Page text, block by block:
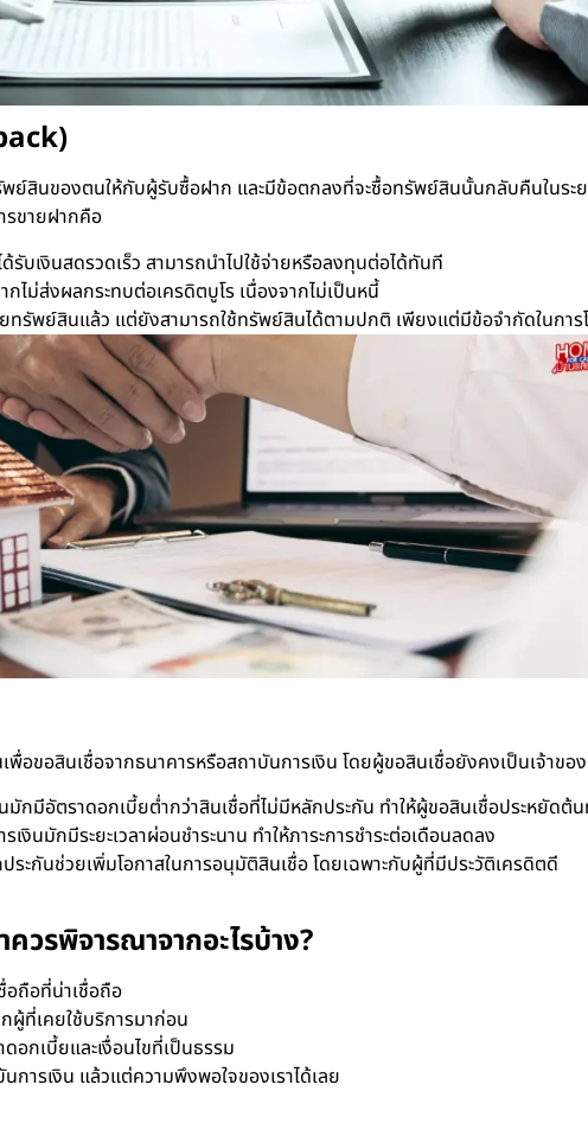
ย์สินของตนให้กับผู้รับซื้อฝาก และมีข้อตกลงที่จะซื้อทรัพย์สินนั้นกลับคืนในระ
ขายฝากคือ
รับเงินสดรวดเร็ว สามารถนำไปใช้จ่ายหรือลงทุนต่อได้ทันที
กไม่ส่งผลกระทบต่อเครดิตบูโร เนื่องจากไม่เป็นหนี้
ทรัพย์สินแล้ว แต่ยังสามารถใช้ทรัพย์สินได้ตามปกติ เพียงแต่มีข้อจำกัดในกา
พื่อขอสินเชื่อจากธนาคารหรือสถาบันการเงิน โดยผู้ขอสินเชื่อยังคงเป็นเจ้า
มักมีอัตราดอกเบี้ยต่ำกว่าสินเชื่อที่ไม่มีหลักประกัน ทำให้ผู้ขอสินเชื่อประหยัดต้
เงินมักมีระยะเวลาผ่อนชำระนาน ทำให้ภาระการชำระต่อเดือนลดลง
ระกันช่วยเพิ่มโอกาสในการอนุมัติสินเชื่อ โดยเฉพาะกับผู้ที่มีประวัติเครดิตดี
วรพิจารณาจากอะไรบ้าง?
อถือที่น่าเชื่อถือ
ผู้ที่เคยใช้บริการมาก่อน
กเบี้ยและเงื่อนไขที่เป็นธรรม
ารเงิน แล้วแต่ความพึงพอใจของเราได้เลย